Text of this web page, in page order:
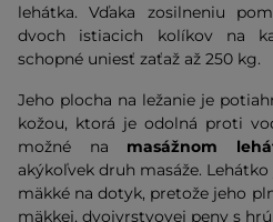
lehátka. Vďaka zosilneniu
dvoch istiacich kolíkov na
schopné uniesť zaťaž až 250 kg.
Jeho plocha na ležanie je
kožou, ktorá je odolná proti
možné na masážnom
akýkoľvek druh masáže.
mäkké na dotyk, pretože jeho
mäkkej, dvojvrstvovej peny s